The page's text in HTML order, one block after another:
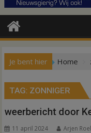
Je bent hier Home
TAG: ZONNIGER
weerbericht door
11 april 2024 Arjen